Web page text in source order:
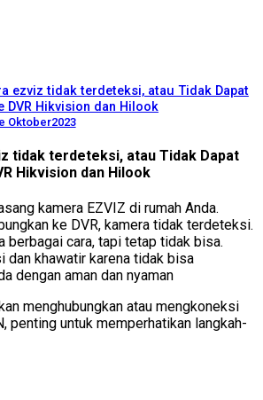
ezviz tidak terdeteksi, atau Tidak Dapat
DVR Hikvision dan Hilook
Oktober2023
tidak terdeteksi, atau Tidak Dapat
Hikvision dan Hilook
kamera EZVIZ di rumah Anda.
ke DVR, kamera tidak terdeteksi.
berbagai cara, tapi tetap tidak bisa.
dan khawatir karena tidak bisa
dengan aman dan nyaman
menghubungkan atau mengkoneksi
penting untuk memperhatikan langkah-